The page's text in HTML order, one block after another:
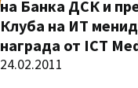
на Банка ДСК и
Клуба на ИТ
награда от ICT
24.02.2011